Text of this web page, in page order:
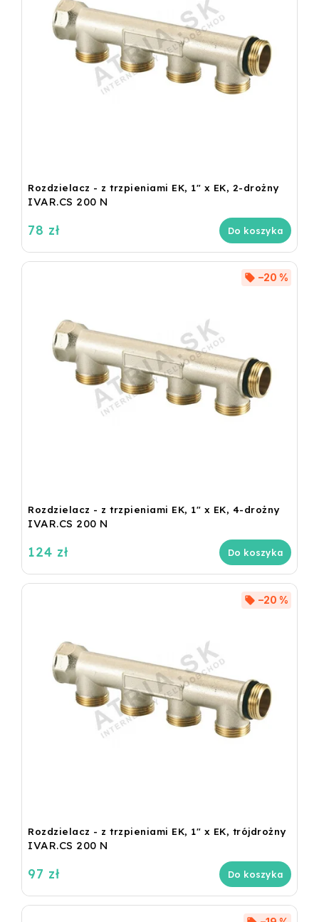
Rozdzielacz - z trzpieniami EK, 1" x EK, 2-drożny
IVAR.CS 200 N
78 zł Do koszyka
Rozdzielacz - z trzpieniami EK, 1" x EK, 4-drożny
IVAR.CS 200 N
–20 %
124 zł Do koszyka
Rozdzielacz - z trzpieniami EK, 1" x EK, trójdrożny
IVAR.CS 200 N
–20 %
97 zł Do koszyka